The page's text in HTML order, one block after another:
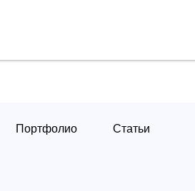
Портфолио
Статьи